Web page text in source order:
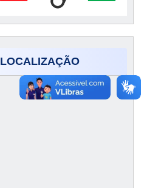
LOCALIZAÇÃO